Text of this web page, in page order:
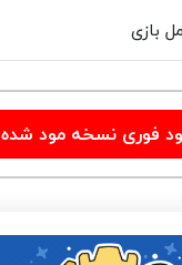
فوری نسخه مود شده